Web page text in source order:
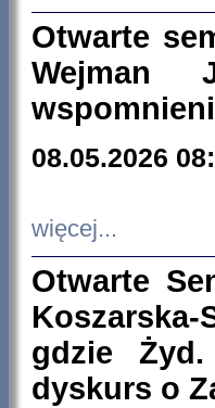
Otwarte
Wejman
08.05.2026
więcej...
Otwarte
Koszarska-
gdzie
dyskurs o